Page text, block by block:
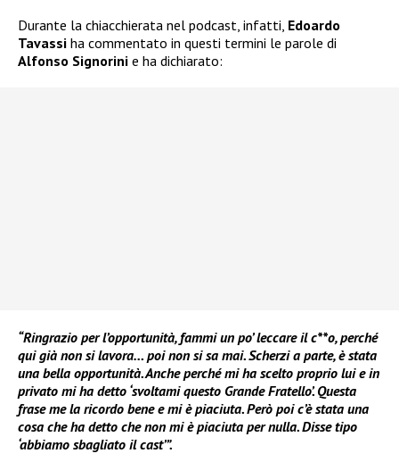
Durante la chiacchierata nel podcast, infatti, Edoardo
Tavassi ha commentato in questi termini le parole di
Alfonso Signorini e ha dichiarato:
“Ringrazio per l’opportunità, fammi un po’ leccare il c**o, perché
qui già non si lavora… poi non si sa mai. Scherzi a parte, è stata
una bella opportunità. Anche perché mi ha scelto proprio lui e in
privato mi ha detto ‘svoltami questo Grande Fratello’. Questa
frase me la ricordo bene e mi è piaciuta. Però poi c’è stata una
cosa che ha detto che non mi è piaciuta per nulla. Disse tipo
‘abbiamo sbagliato il cast’”.